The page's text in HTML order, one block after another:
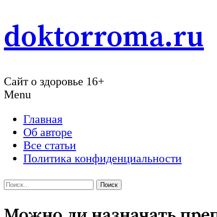
Skip
to
content
doktorroma.ru
Сайт о здоровье 16+
Menu
Главная
Об авторе
Все статьи
Политика конфиденциальности
Найти: